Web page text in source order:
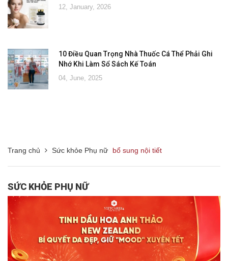
12, January, 2026
10 Điều Quan Trọng Nhà Thuốc Cá Thể Phải Ghi
Nhớ Khi Làm Sổ Sách Kế Toán
04, June, 2025
Trang chủ Sức khỏe Phụ nữ bổ sung nội tiết
SỨC KHỎE PHỤ NỮ